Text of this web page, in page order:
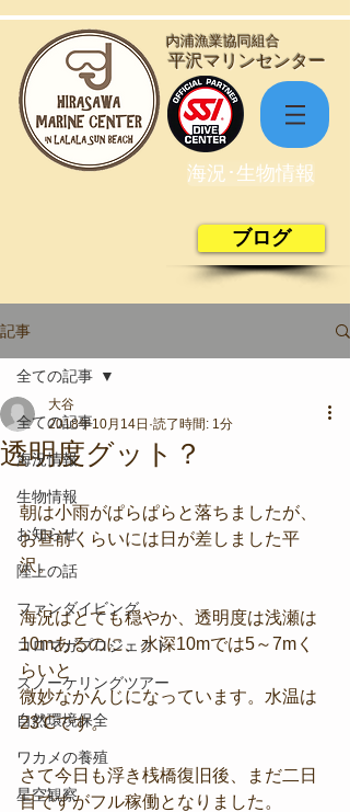
​平沢マリンセンター
​内浦漁業協同組合
海況･生物情報
ブログ
記事
全ての記事
海況情報
生物情報
お知らせ
陸上の話
ファンダイビング
コロマガプロジェクト
スノーケリングツアー
自然環境保全
ワカメの養殖
星空観察
全ての記事
透明度グット？
大谷
2018年10月14日 読了時間: 1分
朝は小雨がぱらぱらと落ちましたが、
お昼前くらいには日が差しました平
沢。
海況はとても穏やか、透明度は浅瀬は
10mあるのに、水深10mでは5～7mく
らいと
微妙なかんじになっています。水温は
23℃です。
さて今日も浮き桟橋復旧後、まだ二日
目ですがフル稼働となりました。